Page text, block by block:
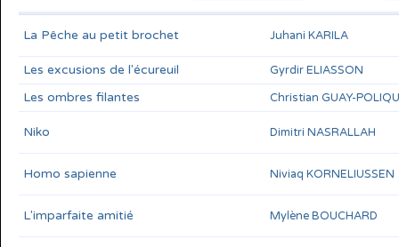
La Pêche au petit brochet Juhani KARILA
Les excusions de l'écureuil Gyrdir ELIASSON
Les ombres filantes Christian GUAY-
Niko Dimitri NASRALLAH
Homo sapienne Niviaq KORNELIUSSEN
L'imparfaite amitié Mylène BOUCHARD